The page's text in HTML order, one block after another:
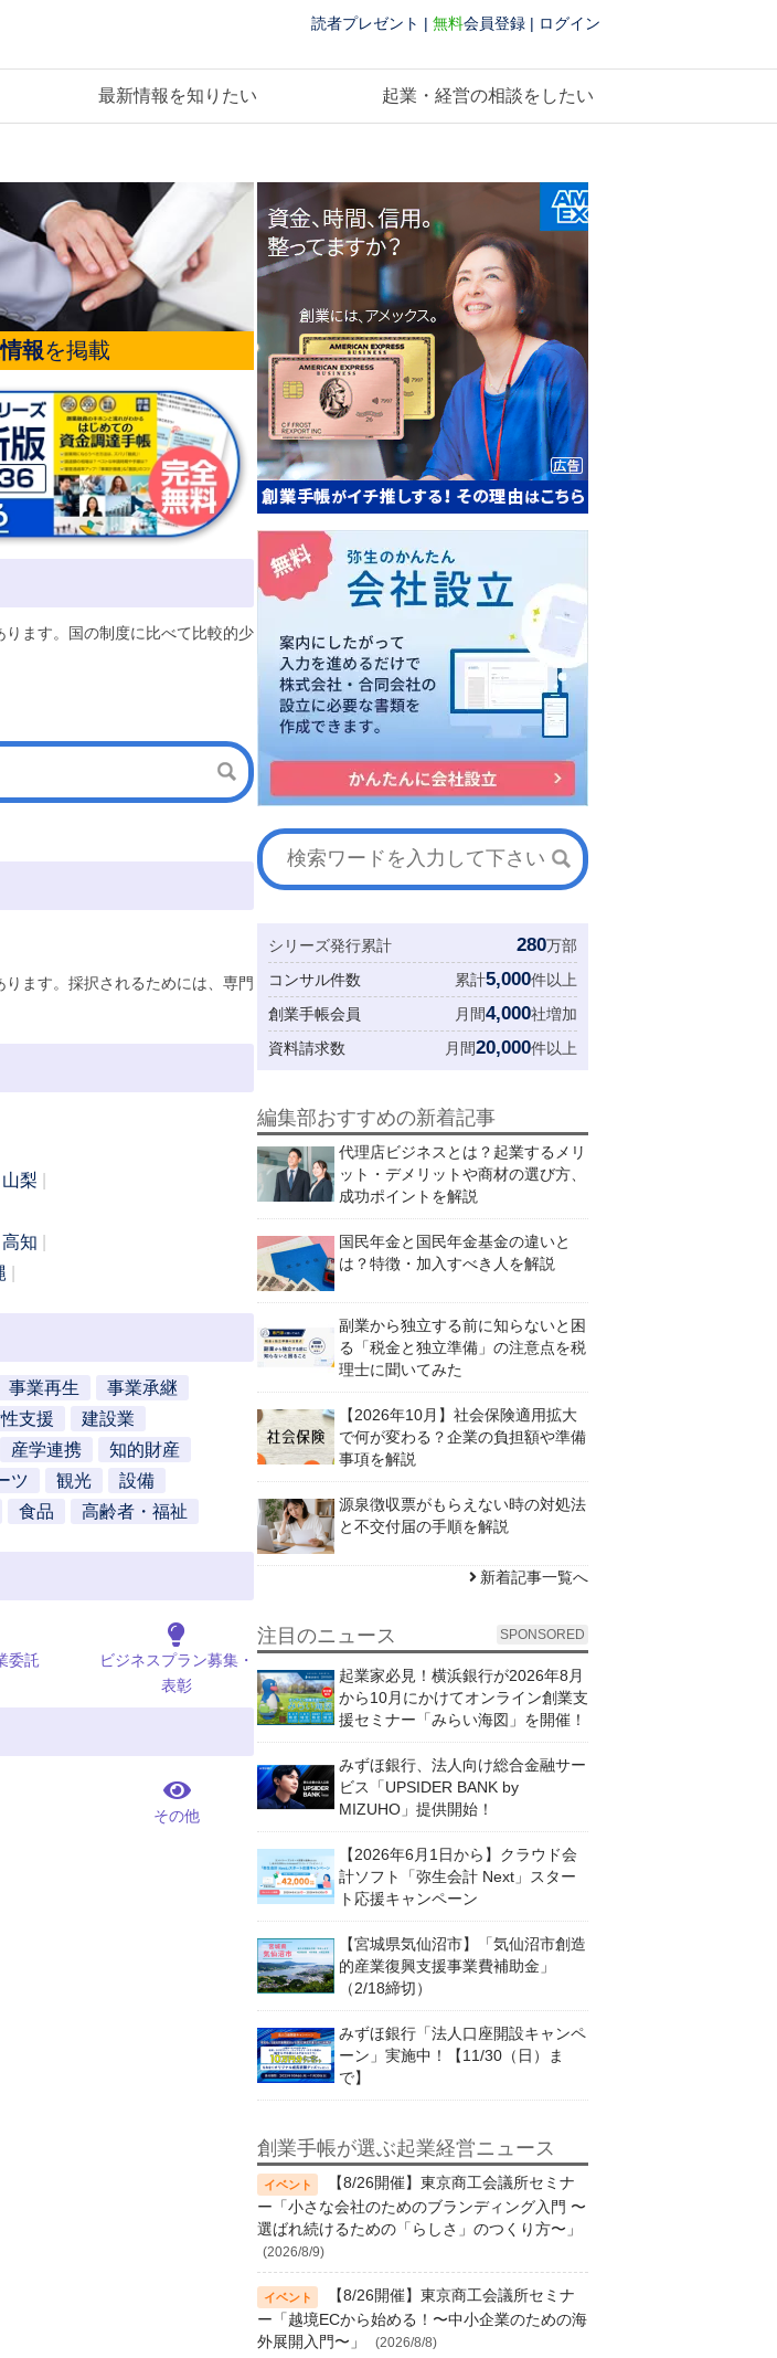
読者プレゼント | 無料会員登録 | ログイン
最新情報を知りたい 起業・経営の相談をしたい
報を掲載
ます。国の制度に比べて比較的少
ます。採択されるためには、専門
山梨
高知
事業再生
事業承継
支援
建設業
産学連携
知的財産
ツ 観光
設備
食品 高齢者・福祉
委託
ビジネスプラン募集・
表彰
その他
シリーズ発行累計 280万部
コンサル件数
累計5,000件以上
創業手帳会員
月間4,000社増加
資料請求数
月間20,000件以上
編集部おすすめの新着記事
代理店ビジネスとは？起業するメリ
ット・デメリットや商材の選び方、
成功ポイントを解説
国民年金と国民年金基金の違いと
は？特徴・加入すべき人を解説
副業から独立する前に知らないと困
る「税金と独立準備」の注意点を税
理士に聞いてみた
【2026年10月】社会保険適用拡大
で何が変わる？企業の負担額や準備
事項を解説
源泉徴収票がもらえない時の対処法
と不交付届の手順を解説
新着記事一覧へ
注目のニュース SPONSORED
起業家必見！横浜銀行が2026年8月
から10月にかけてオンライン創業支
援セミナー「みらい海図」を開催！
みずほ銀行、法人向け総合金融サー
ビス「UPSIDER BANK by
MIZUHO」提供開始！
【2026年6月1日から】クラウド会
計ソフト「弥生会計 Next」スター
ト応援キャンペーン
【宮城県気仙沼市】「気仙沼市創造
的産業復興支援事業費補助金」
（2/18締切）
みずほ銀行「法人口座開設キャンペ
ーン」実施中！【11/30（日）ま
で】
創業手帳が選ぶ起業経営ニュース
【8/26開催】東京商工会議所セミナ
ー「小さな会社のためのブランディング入門 〜
選ばれ続けるための「らしさ」のつくり方〜」
(2026/8/9)
【8/26開催】東京商工会議所セミナ
ー「越境ECから始める！〜中小企業のための海
外展開入門〜」
(2026/8/8)